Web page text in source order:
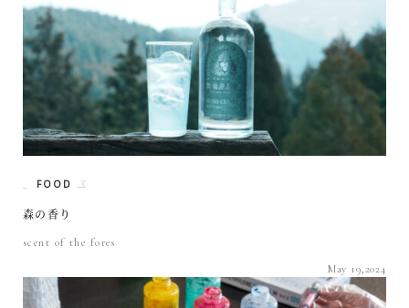
FOOD
森の香り
scent of the fores
May 19,2024